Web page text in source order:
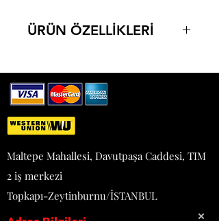
ÜRÜN ÖZELLİKLERİ
- 1 adet çift yöne dönen motor ile
eşsiz pişirme
- 2 kademe fan hızı
- Dokumantik ekran ile dijital
sıcaklık, zaman ve nem kontrolü
- 100 program ve program içi 5
pişirme kademesi ayarlama imkanı,
ön ısıtma fonksiyonu var
- Dijital prob kontrolü, 30 ÷ 260°C
Maltepe Mahallesi, Davutpaşa Caddesi, TIM
2 iş merkezi
Topkapı-Zeytinburnu/İSTANBUL